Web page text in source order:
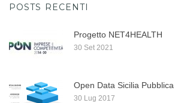
POSTS RECENTI
Progetto NET4HEALTH
30 Set 2021
30 Lug 2017